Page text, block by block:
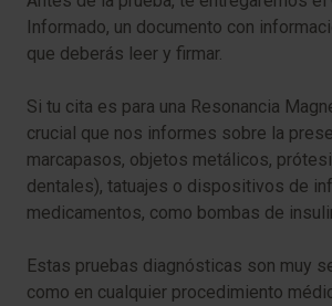
Informado, un documento con
que deberás leer y firmar.
Si tu cita es para una Resonancia
crucial que nos informes sobre la
marcapasos, objetos metálicos,
dentales), tatuajes o dispositivos de
medicamentos, como bombas de
Estas pruebas diagnósticas son muy
como en cualquier procedimiento